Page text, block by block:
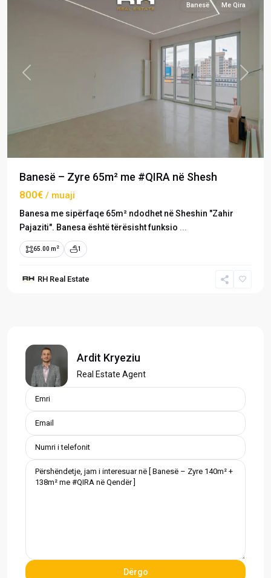
Previous Next
Banesë Me Qira
Banesë – Zyre 65m² me #QIRA në Shesh
800€ / muaji
Banesa me sipërfaqe 65m² ndodhet në Sheshin "Zahir
Pajaziti". Banesa është tërësisht funksio ...
65.00 m 2 1
RH Real Estate
Ardit Kryeziu
Real Estate Agent